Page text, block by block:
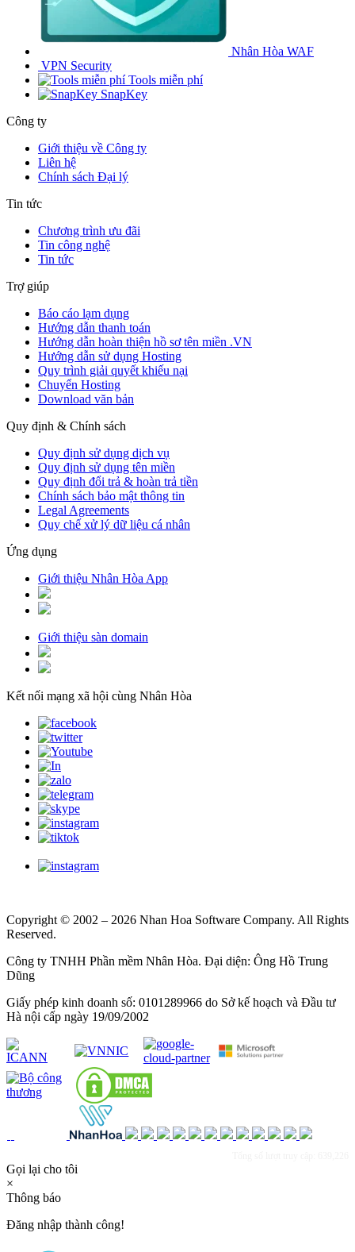
Nhân Hòa WAF
VPN Security
Tools miễn phí
SnapKey
Công ty
Giới thiệu về Công ty
Liên hệ
Chính sách Đại lý
Tin tức
Chương trình ưu đãi
Tin công nghệ
Tin tức
Trợ giúp
Báo cáo lạm dụng
Hướng dẫn thanh toán
Hướng dẫn hoàn thiện hồ sơ tên miền .VN
Hướng dẫn sử dụng Hosting
Quy trình giải quyết khiếu nại
Chuyển Hosting
Download văn bản
Quy định & Chính sách
Quy định sử dụng dịch vụ
Quy định sử dụng tên miền
Quy định đổi trả & hoàn trả tiền
Chính sách bảo mật thông tin
Legal Agreements
Quy chế xử lý dữ liệu cá nhân
Ứng dụng
Giới thiệu Nhân Hòa App
Giới thiệu sàn domain
Kết nối mạng xã hội cùng Nhân Hòa
Copyright © 2002 – 2026 Nhan Hoa Software Company. All Rights
Reserved.
Công ty TNHH Phần mềm Nhân Hòa. Đại diện: Ông Hồ Trung
Dũng
Giấy phép kinh doanh số: 0101289966 do Sở kế hoạch và Đầu tư
Hà nội cấp ngày 19/09/2002
Gọi lại cho tôi
×
Thông báo
Đăng nhập thành công!